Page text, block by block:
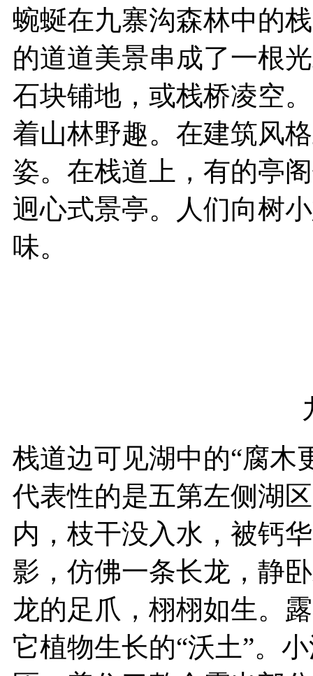
蜿蜒在九寨沟森林中的
的道道美景串成了一根
石块铺地，或栈桥凌空
着山林野趣。在建筑风
姿。在栈道上，有的亭
迥心式景亭。人们向树
味。
栈道边可见湖中的“腐木
代表性的是五第左侧湖
内，枝干没入水，被钙
影，仿佛一条长龙，静
龙的足爪，栩栩如生。
它植物生长的“沃土”。